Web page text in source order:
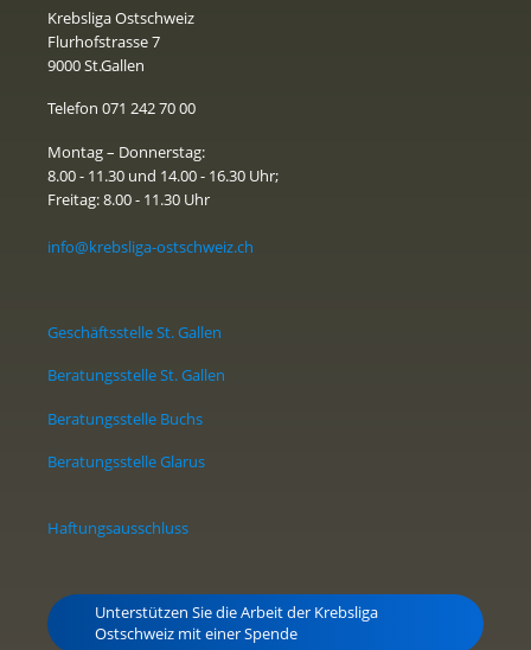
Krebsliga Ostschweiz
Flurhofstrasse 7
9000 St.Gallen
Telefon 071 242 70 00
Montag – Donnerstag:
8.00 - 11.30 und 14.00 - 16.30 Uhr;
Freitag: 8.00 - 11.30 Uhr
info@krebsliga-ostschweiz.ch
Geschäftsstelle St. Gallen
Beratungsstelle St. Gallen
Beratungsstelle Buchs
Beratungsstelle Glarus
Haftungsausschluss
Unterstützen Sie die Arbeit der Krebsliga
Ostschweiz mit einer Spende